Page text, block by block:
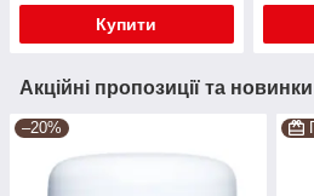
Купити
Акційні пропозиції та новинки
–20%